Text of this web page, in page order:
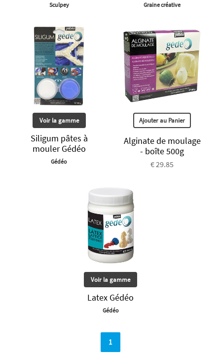
Sculpey Graine créative
Voir la gamme
Siligum pâtes à
mouler Gédéo
Gédéo
Ajouter au Panier
Alginate de moulage
- boîte 500g
€ 29.85
Voir la gamme
Latex Gédéo
Gédéo
1